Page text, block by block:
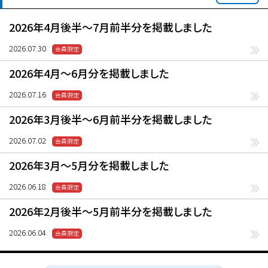
2026年4月後半〜7月前半分を掲載しました
2026.07.30
2026年4月〜6月分を掲載しました
2026.07.16
2026年3月後半〜6月前半分を掲載しました
2026.07.02
2026年3月〜5月分を掲載しました
2026.06.18
2026年2月後半〜5月前半分を掲載しました
2026.06.04